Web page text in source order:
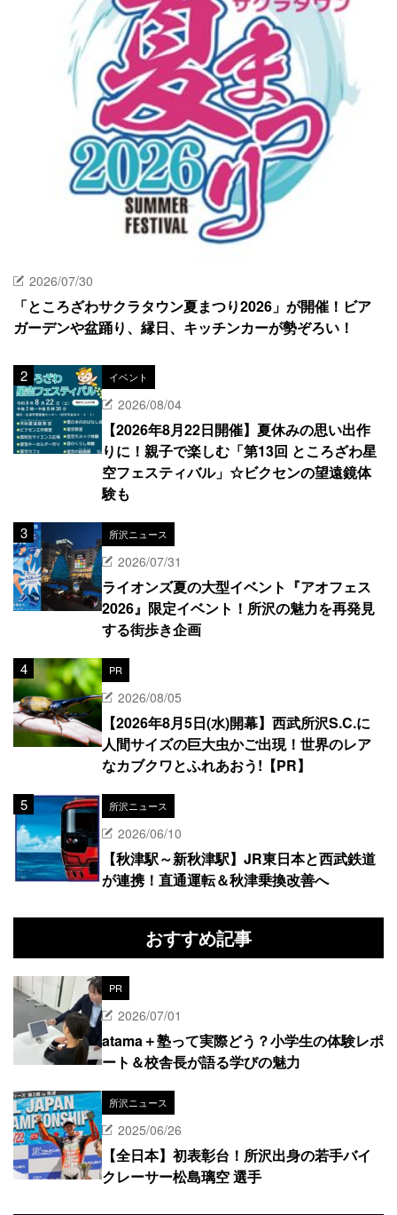
2026/07/30
「ところざわサクラタウン夏まつり2026」が開催！ビア
ガーデンや盆踊り、縁日、キッチンカーが勢ぞろい！
イベント
2026/08/04
【2026年8月22日開催】夏休みの思い出作
りに！親子で楽しむ「第13回 ところざわ星
空フェスティバル」☆ビクセンの望遠鏡体
験も
所沢ニュース
2026/07/31
ライオンズ夏の大型イベント『アオフェス
2026』限定イベント！所沢の魅力を再発見
する街歩き企画
PR
2026/08/05
【2026年8月5日(水)開幕】西武所沢S.C.に
人間サイズの巨大虫かご出現！世界のレア
なカブクワとふれあおう!【PR】
所沢ニュース
2026/06/10
【秋津駅～新秋津駅】JR東日本と西武鉄道
が連携！直通運転＆秋津乗換改善へ
おすすめ記事
PR
2026/07/01
atama＋塾って実際どう？小学生の体験レポ
ート＆校舎長が語る学びの魅力
所沢ニュース
2025/06/26
【全日本】初表彰台！所沢出身の若手バイ
クレーサー松島璃空 選手